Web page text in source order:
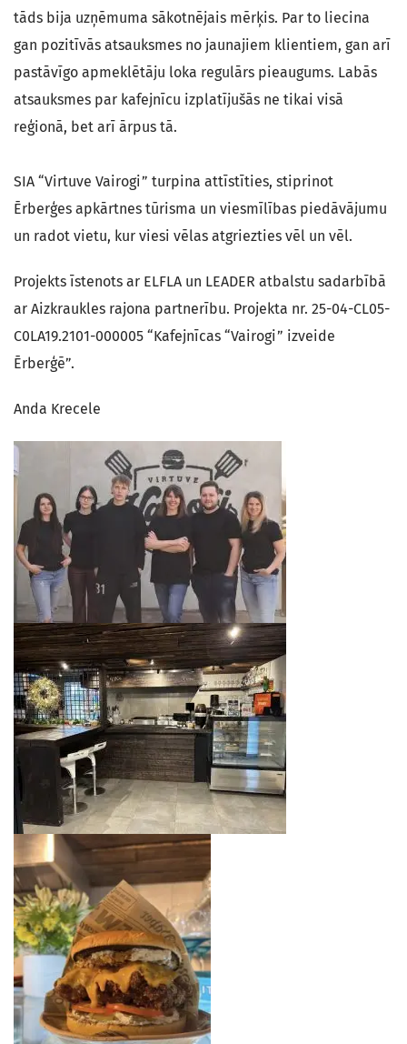
tāds bija uzņēmuma sākotnējais mērķis. Par to liecina
gan pozitīvās atsauksmes no jaunajiem klientiem, gan arī
pastāvīgo apmeklētāju loka regulārs pieaugums. Labās
atsauksmes par kafejnīcu izplatījušās ne tikai visā
reģionā, bet arī ārpus tā.
SIA “Virtuve Vairogi” turpina attīstīties, stiprinot
Ērberģes apkārtnes tūrisma un viesmīlības piedāvājumu
un radot vietu, kur viesi vēlas atgriezties vēl un vēl.
Projekts īstenots ar ELFLA un LEADER atbalstu sadarbībā
ar Aizkraukles rajona partnerību. Projekta nr. 25-04-CL05-
C0LA19.2101-000005 “Kafejnīcas “Vairogi” izveide
Ērberģē”.
Anda Krecele